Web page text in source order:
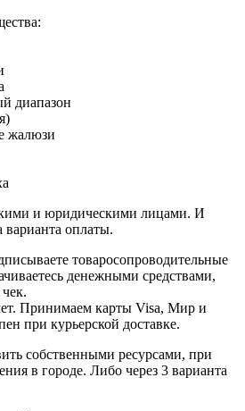
диапазон
жалюзи
и юридическими лицами. И
варианта оплаты.
товаросопроводительные
денежными средствами,
Принимаем карты Visa, Мир и
при курьерской доставке.
собственными ресурсами, при
в городе. Либо через 3 варианта